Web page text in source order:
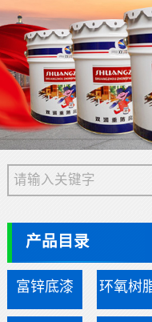
产品目录
富锌底漆 环氧树